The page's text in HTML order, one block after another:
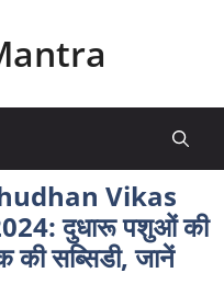
Vikas
दुधारू पशुओं की
सब्सिडी, जानें